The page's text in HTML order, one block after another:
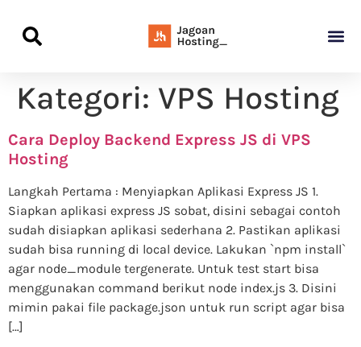
Kategori: VPS Hosting
Cara Deploy Backend Express JS di VPS
Hosting
Langkah Pertama : Menyiapkan Aplikasi Express JS 1.
Siapkan aplikasi express JS sobat, disini sebagai contoh
sudah disiapkan aplikasi sederhana 2. Pastikan aplikasi
sudah bisa running di local device. Lakukan `npm install`
agar node_module tergenerate. Untuk test start bisa
menggunakan command berikut node index.js 3. Disini
mimin pakai file package.json untuk run script agar bisa
[…]